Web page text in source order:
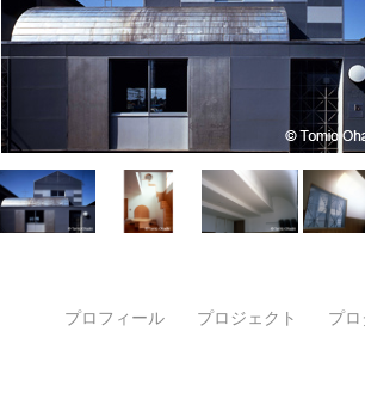
プロフィール プロジェクト プロ